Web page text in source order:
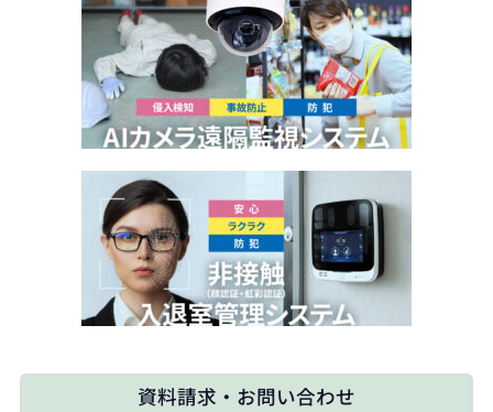
資料請求・お問い合わせ